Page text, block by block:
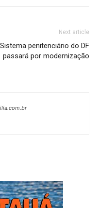
Next article
Sistema penitenciário do DF
passará por modernização